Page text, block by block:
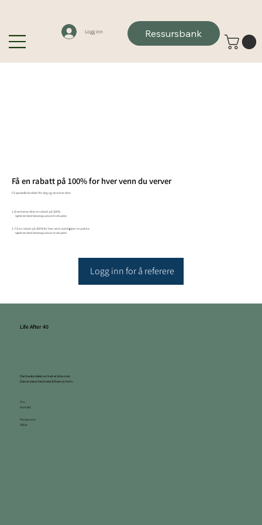
Logg inn Ressursbank
Få en rabatt på 100% for hver venn du verver
Få spesielle fordeler for deg og vennene dine
Gi vennene dine en rabatt på 100%.
Gjelder den første faktureringssyklusen for alle pakker.
Få en rabatt på 100% for hver venn som kjøper en pakke.
Gjelder den første faktureringssyklusen for alle pakker.
Logg inn for å referere
Life After 40
Den beste delen av livet er ikke over.
Den er bare i ferd med å få en ny form.
Om
Kontakt
Personvern
Vilkår